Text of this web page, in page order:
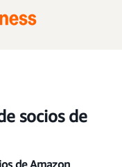
socios de
de Amazon